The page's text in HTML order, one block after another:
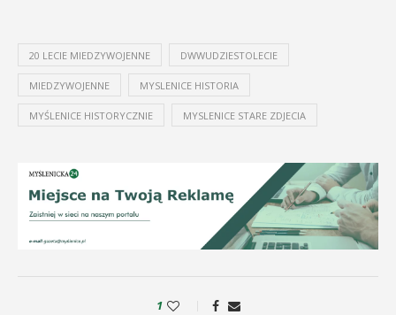
20 LECIE MIEDZYWOJENNE DWWUDZIESTOLECIE
MIEDZYWOJENNE MYSLENICE HISTORIA
MYŚLENICE HISTORYCZNIE MYSLENICE STARE ZDJECIA
1